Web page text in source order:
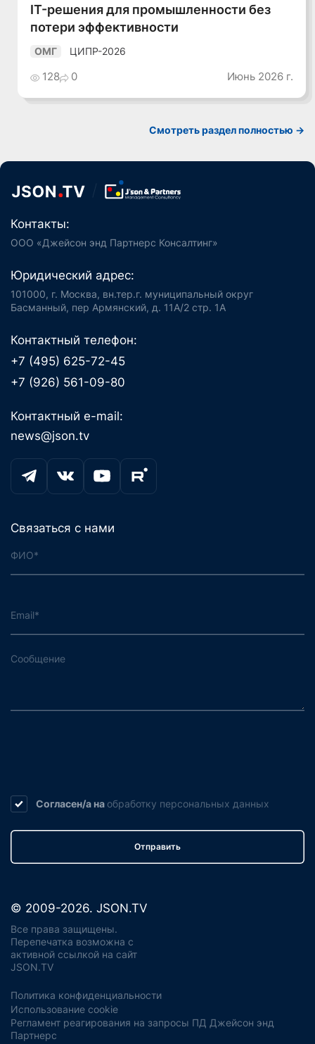
IT-решения для промышленности без
потери эффективности
ОМГ ЦИПР-2026
128 0 Июнь 2026 г.
Смотреть раздел полностью ->
Контакты:
ООО «Джейсон энд Партнерс Консалтинг»
Юридический адрес:
101000, г. Москва, вн.тер.г. муниципальный округ
Басманный, пер Армянский, д. 11А/2 стр. 1А
Контактный телефон:
+7 (495) 625-72-45
+7 (926) 561-09-80
Контактный e-mail:
news@json.tv
Связаться с нами
Согласен/а на обработку персональных данных
Отправить
© 2009-2026. JSON.TV
Все права защищены.
Перепечатка возможна с
активной ссылкой на сайт
JSON.TV
Политика конфиденциальности
Использование cookie
Регламент реагирования на запросы ПД Джейсон энд
Партнерс